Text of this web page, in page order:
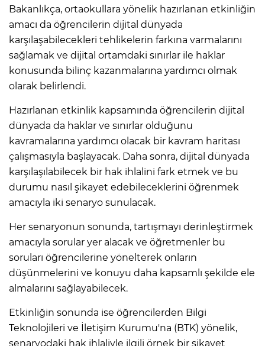
Bakanlıkça, ortaokullara yönelik hazırlanan etkinliğin
amacı da öğrencilerin dijital dünyada
karşılaşabilecekleri tehlikelerin farkına varmalarını
sağlamak ve dijital ortamdaki sınırlar ile haklar
konusunda bilinç kazanmalarına yardımcı olmak
olarak belirlendi.
Hazırlanan etkinlik kapsamında öğrencilerin dijital
dünyada da haklar ve sınırlar olduğunu
kavramalarına yardımcı olacak bir kavram haritası
çalışmasıyla başlayacak. Daha sonra, dijital dünyada
karşılaşılabilecek bir hak ihlalini fark etmek ve bu
durumu nasıl şikayet edebileceklerini öğrenmek
amacıyla iki senaryo sunulacak.
Her senaryonun sonunda, tartışmayı derinleştirmek
amacıyla sorular yer alacak ve öğretmenler bu
soruları öğrencilerine yönelterek onların
düşünmelerini ve konuyu daha kapsamlı şekilde ele
almalarını sağlayabilecek.
Etkinliğin sonunda ise öğrencilerden Bilgi
Teknolojileri ve İletişim Kurumu'na (BTK) yönelik,
senaryodaki hak ihlaliyle ilgili örnek bir şikayet